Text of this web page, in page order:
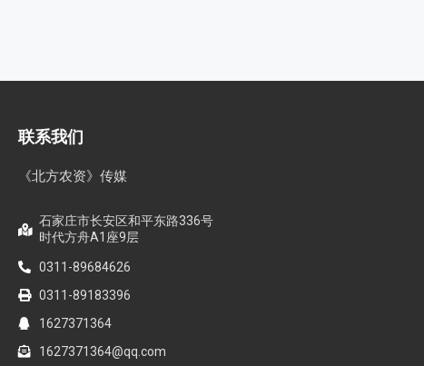
联系我们
《北方农资》传媒
石家庄市长安区和平东路336号
时代方舟A1座9层
0311-89684626
0311-89183396
1627371364
1627371364@qq.com